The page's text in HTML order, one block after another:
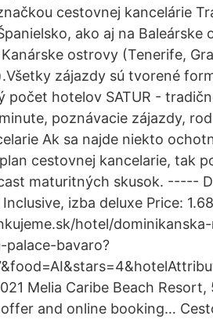
cestovnej kancelárie
ako aj na
ostrovy (Tenerife,
zájazdy sú tvorené
počet hotelov SATUR -
poznávacie zájazdy,
Ak sa najde niekto
cestovnej kancelarie, tak
maturitných skusok. -----
Inclusive, izba deluxe Price:
hotel/
palace-bavaro?
Melia Caribe Beach
and online booking…